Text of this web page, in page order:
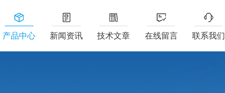
产品中心 新闻资讯 技术文章 在线留言 联系我们